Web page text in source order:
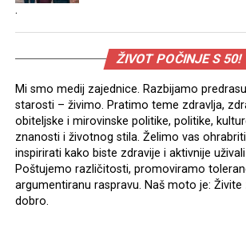
.
ŽIVOT POČINJE S 50!
Mi smo medij zajednice. Razbijamo
starosti – živimo. Pratimo teme zdravlja,
obiteljske i mirovinske politike, politike,
znanosti i životnog stila. Želimo vas
inspirirati kako biste zdravije i aktivnije
Poštujemo različitosti, promoviramo
argumentiranu raspravu. Naš moto je:
dobro.